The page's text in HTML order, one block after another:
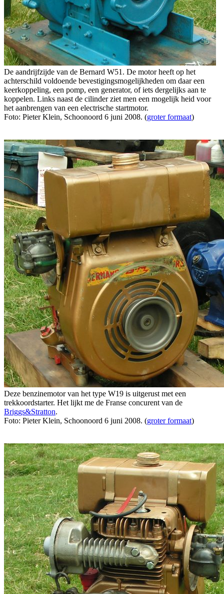
De aandrijfzijde van de Bernard W51. De motor heeft op het
achterschild voldoende bevestigingsmogelijkheden om daar een
keerkoppeling, een pomp, een generator, of iets dergelijks aan te
koppelen. Links naast de cilinder ziet men een mogelijk heid voor
het aanbrengen van een electrische startmotor.
Foto: Pieter Klein, Schoonoord 6 juni 2008. (groter formaat)
Deze benzinemotor van het type W19 is uitgerust met een
trekkoordstarter. Het lijkt me de Franse concurent van de
Briggs&Stratton.
Foto: Pieter Klein, Schoonoord 6 juni 2008. (groter formaat)